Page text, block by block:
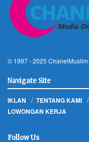
© 1997 - 2025 ChanelMuslim
Navigate Site
IKLAN TENTANG KAMI
LOWONGAN KERJA
Follow Us